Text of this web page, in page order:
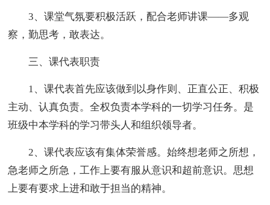
3、课堂气氛要积极活跃，配合老师讲课——多观
察，勤思考，敢表达。
三、课代表职责
1、课代表首先应该做到以身作则、正直公正、积极
主动、认真负责。全权负责本学科的一切学习任务。是
班级中本学科的学习带头人和组织领导者。
2、课代表应该有集体荣誉感。始终想老师之所想，
急老师之所急，工作上要有服从意识和超前意识。思想
上要有要求上进和敢于担当的精神。